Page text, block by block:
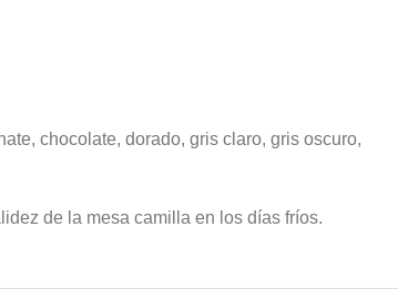
chocolate, dorado, gris claro, gris oscuro,
de la mesa camilla en los días fríos.